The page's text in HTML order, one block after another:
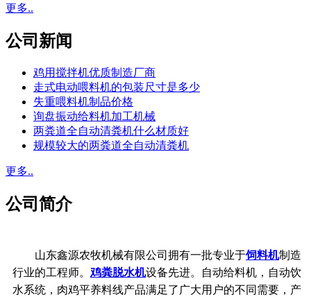
更多..
公司新闻
鸡用搅拌机优质制造厂商
走式电动喂料机的包装尺寸是多少
失重喂料机制品价格
询盘振动给料机加工机械
两粪道全自动清粪机什么材质好
规模较大的两粪道全自动清粪机
更多..
公司简介
山东鑫源农牧机械有限公司拥有一批专业于饲料机制造
行业的工程师。 鸡粪脱水机设备先进。自动给料机，自动饮
水系统， 肉鸡平养料线产品满足了广大用户的不同需要，产